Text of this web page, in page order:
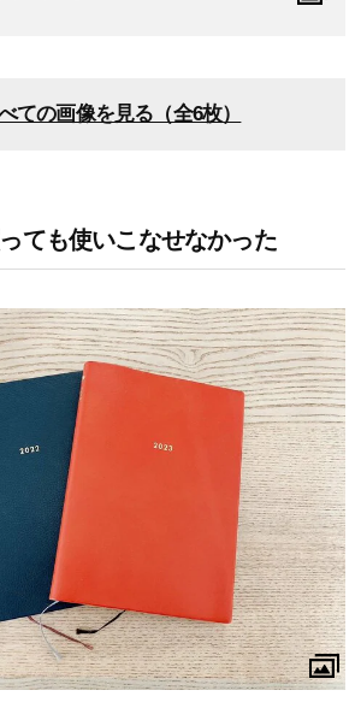
ての画像を見る（全6枚）
ても使いこなせなかった